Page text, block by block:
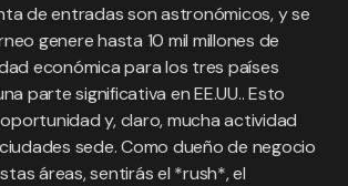
de entradas son astronómicos, y se
genere hasta 10 mil millones de
económica para los tres países
parte significativa en EE.UU.. Esto
y, claro, mucha actividad
sede. Como dueño de negocio
áreas, sentirás el *rush*, el